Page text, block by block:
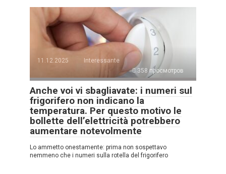
11.12.2025
Interessante
358 просмотров
Anche voi vi sbagliavate: i numeri sul
frigorifero non indicano la
temperatura. Per questo motivo le
bollette dell’elettricità potrebbero
aumentare notevolmente
Lo ammetto onestamente: prima non sospettavo
nemmeno che i numeri sulla rotella del frigorifero